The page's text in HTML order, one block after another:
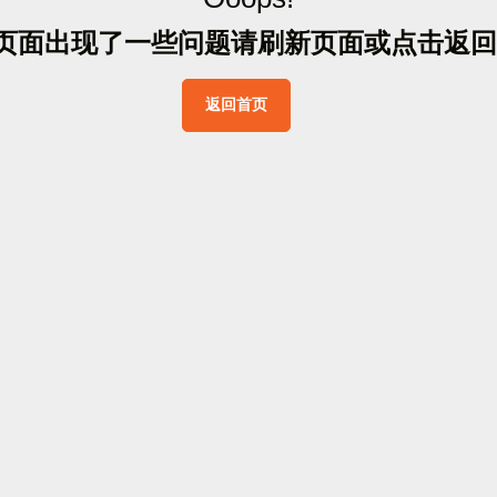
面出现了一些问题请刷新页面或点击返 回
返回首页